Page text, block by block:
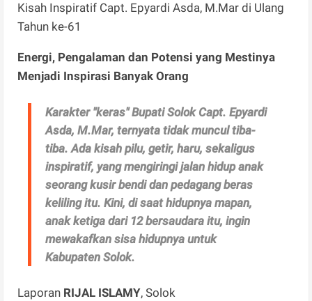
Kisah Inspiratif Capt. Epyardi Asda, M.Mar di Ulang
Tahun ke-61
Energi, Pengalaman dan Potensi yang Mestinya
Menjadi Inspirasi Banyak Orang
Karakter "keras" Bupati Solok Capt. Epyardi
Asda, M.Mar, ternyata tidak muncul tiba-
tiba. Ada kisah pilu, getir, haru, sekaligus
inspiratif, yang mengiringi jalan hidup anak
seorang kusir bendi dan pedagang beras
keliling itu. Kini, di saat hidupnya mapan,
anak ketiga dari 12 bersaudara itu, ingin
mewakafkan sisa hidupnya untuk
Kabupaten Solok.
Laporan RIJAL ISLAMY, Solok